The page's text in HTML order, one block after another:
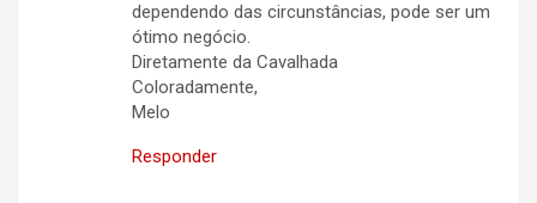
dependendo das circunstâncias, pode ser um
ótimo negócio.
Diretamente da Cavalhada
Coloradamente,
Melo
Responder